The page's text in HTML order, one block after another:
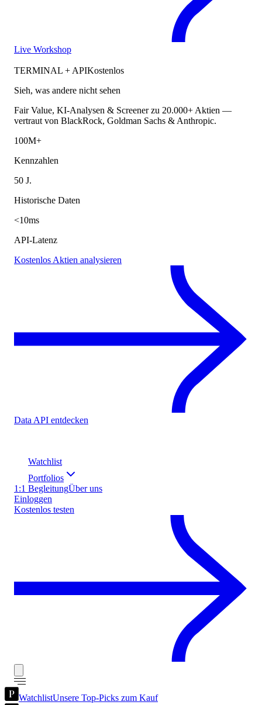
Live Workshop
TERMINAL + APIKostenlos
Sieh, was andere nicht sehen
Fair Value, KI-Analysen & Screener zu 20.000+ Aktien —
vertraut von BlackRock, Goldman Sachs & Anthropic.
100M+
Kennzahlen
50 J.
Historische Daten
<10ms
API-Latenz
Kostenlos Aktien analysieren
Data API entdecken
Watchlist
Portfolios
1:1 BegleitungÜber uns
Einloggen
Kostenlos testen
WatchlistUnsere Top-Picks zum Kauf